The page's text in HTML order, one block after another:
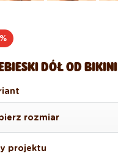
DÓŁ OD BIKINI
rozmiar
projektu